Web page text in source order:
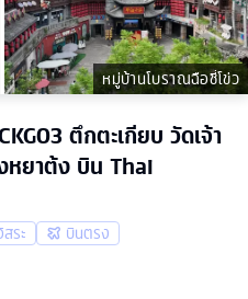
หมู่บ้านโบราณฉือชี่โข่ว
ตึกตะเกียบ วัดเจ้า
หยาต้ง บิน Thai
ระ
บินตรง